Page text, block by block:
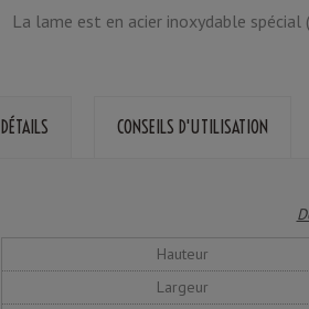
La lame est en acier inoxydable
DÉTAILS CONSEILS D'UTILISATION
Hauteur
Largeur